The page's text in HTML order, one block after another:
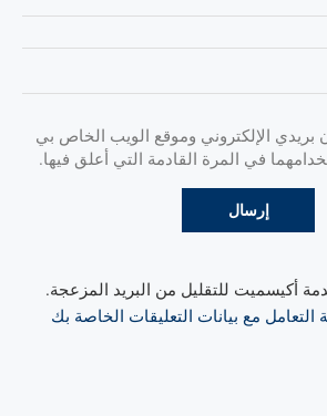
الإلكتروني وموقع الويب الخاص بي
في المرة القادمة التي أعلق فيها.
أكيسميت للتقليل من البريد المزعجة.
مع بيانات التعليقات الخاصة بك